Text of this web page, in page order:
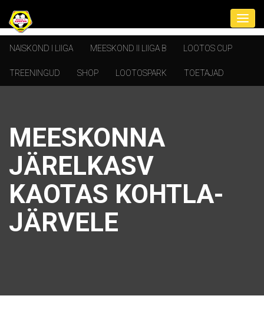
NAISKOND I LIIGA MEESKOND II LIIGA B LOOTOS CUP
TREENINGUD SHOP LOOTOSPARK TOETAJAD
MEESKONNA
JÄRELKASV
KAOTAS KOHTLA-
JÄRVELE